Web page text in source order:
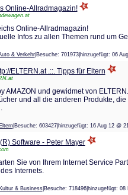
Online-Allradmagazin!
Online-Allradmagazin!
Infos zu allen Themen rund um
& Verkehr|Besuche: 701973|hinzugefügt:
ELTERN.at .::. Tipps für Eltern
AMAZON und gewidmet von
und all die anderen Produkte,
Eltern|Besuche: 603427|hinzugefügt: 16 Aug
Software - Peter Mayer
Sie von Ihrem Internet Service
Internets.
Kultur & Business|Besuche: